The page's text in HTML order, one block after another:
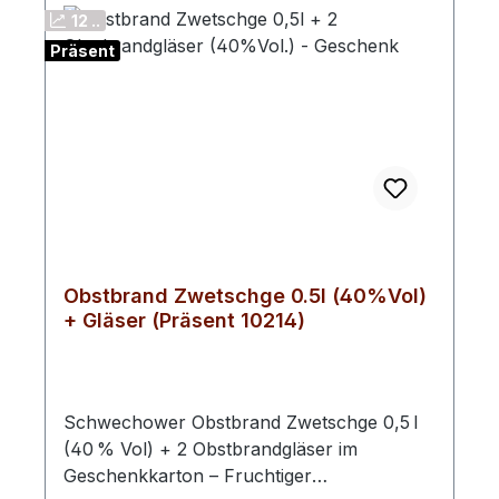
Obstbrand: Unser Zwetschgenbrand ist
nicht ohne Grund einer der Renner in
12 ..
Präsent
Obstbrand Zwetschge 0.5l (40%Vol)
+ Gläser (Präsent 10214)
Schwechower Obstbrand Zwetschge 0,5 l
(40 % Vol) + 2 Obstbrandgläser im
Geschenkkarton – Fruchtiger